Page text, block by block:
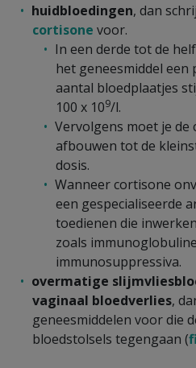
huidbloedingen, dan
cortisone voor.
In een derde tot de
het geneesmiddel een
aantal bloedplaatjes
100 x 109/l.
Vervolgens moet je
afbouwen tot de
dosis.
Wanneer cortisone
een gespecialiseerde
toedienen die
zoals
immunosuppressiva.
overmatige
vaginaal bloedverlies,
geneesmiddelen voor die
bloedstolsels tegengaan (